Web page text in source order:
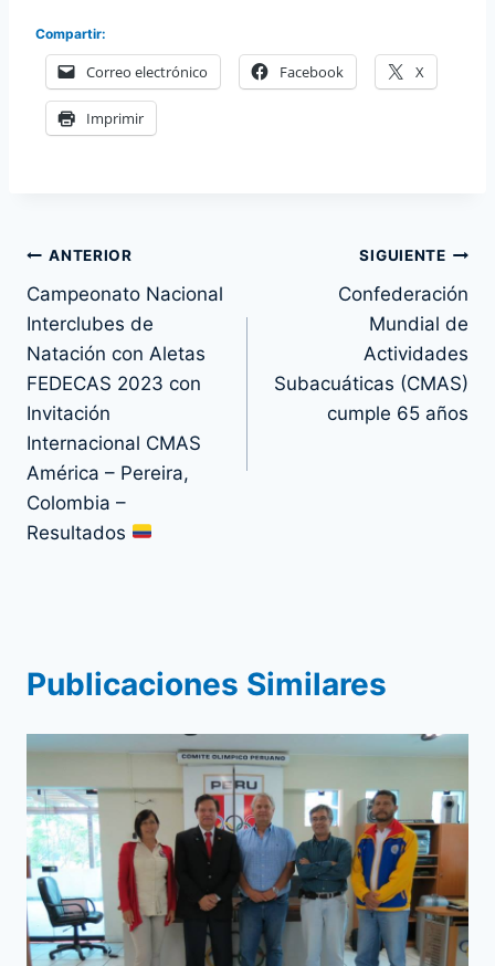
Compartir:
Correo electrónico Facebook X
Imprimir
Navegación
de
entradas
ANTERIOR
Campeonato Nacional
Interclubes de
Natación con Aletas
FEDECAS 2023 con
Invitación
Internacional CMAS
América – Pereira,
Colombia –
Resultados
SIGUIENTE
Confederación
Mundial de
Actividades
Subacuáticas (CMAS)
cumple 65 años
Publicaciones Similares